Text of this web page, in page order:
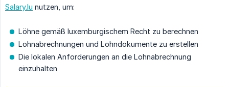
Salary.lu nutzen, um:
Löhne gemäß luxemburgischem Recht zu berechnen
Lohnabrechnungen und Lohndokumente zu erstellen
Die lokalen Anforderungen an die Lohnabrechnung
einzuhalten